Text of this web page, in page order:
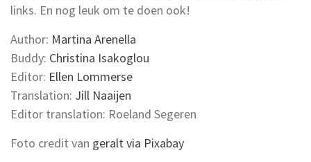
links. En nog leuk om te doen ook!
Author: Martina Arenella
Buddy: Christina Isakoglou
Editor: Ellen Lommerse
Translation: Jill Naaijen
Editor translation: Roeland Segeren
Foto credit van geralt via Pixabay